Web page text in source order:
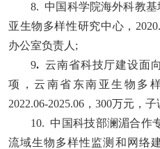
8. 中国科学院海外科教
亚生物多样性研究中心，
办公室负责人;
9. 云南省科技厅建设面
项，云南省东南亚生物多
2022.06-2025.06 ， 300万元，子
10. 中国科技部澜湄合作
流域生物多样性监测和网络